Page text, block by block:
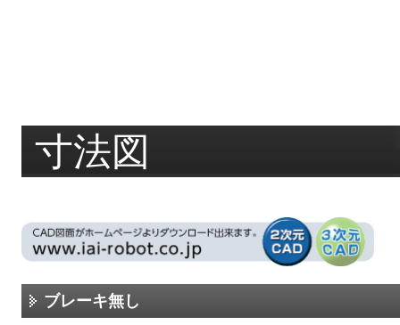
寸法図
ブレーキ無し